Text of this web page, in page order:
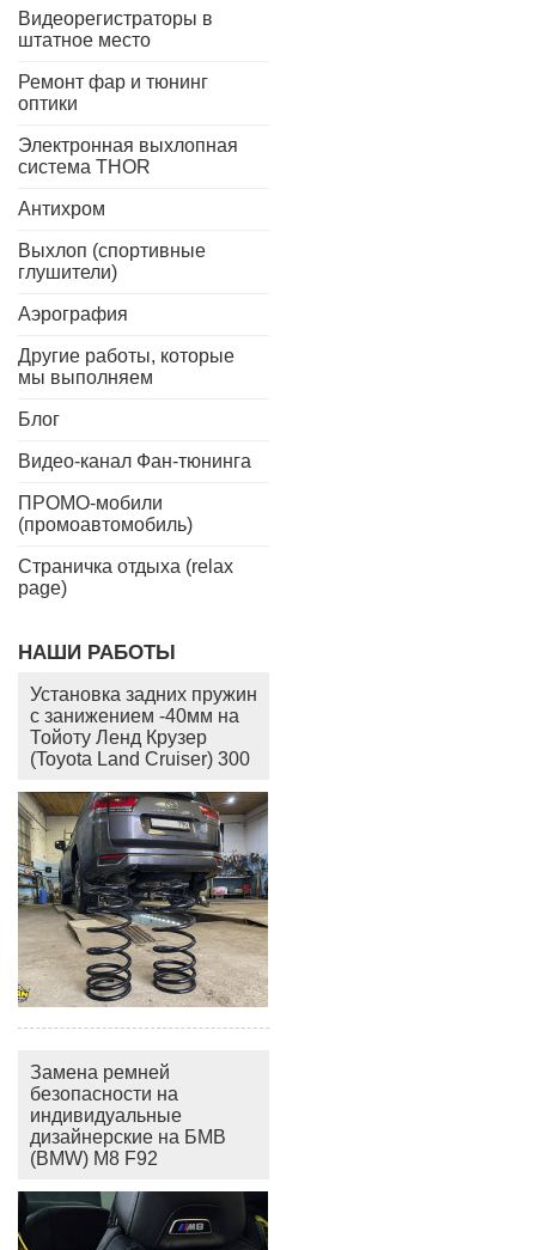
Видеорегистраторы в
штатное место
Ремонт фар и тюнинг
оптики
Электронная выхлопная
система THOR
Антихром
Выхлоп (спортивные
глушители)
Аэрография
Другие работы, которые
мы выполняем
Блог
Видео-канал Фан-тюнинга
ПРОМО-мобили
(промоавтомобиль)
Страничка отдыха (relax
page)
НАШИ РАБОТЫ
Установка задних пружин
с занижением -40мм на
Тойоту Ленд Крузер
(Toyota Land Cruiser) 300
Замена ремней
безопасности на
индивидуальные
дизайнерские на БМВ
(BMW) M8 F92